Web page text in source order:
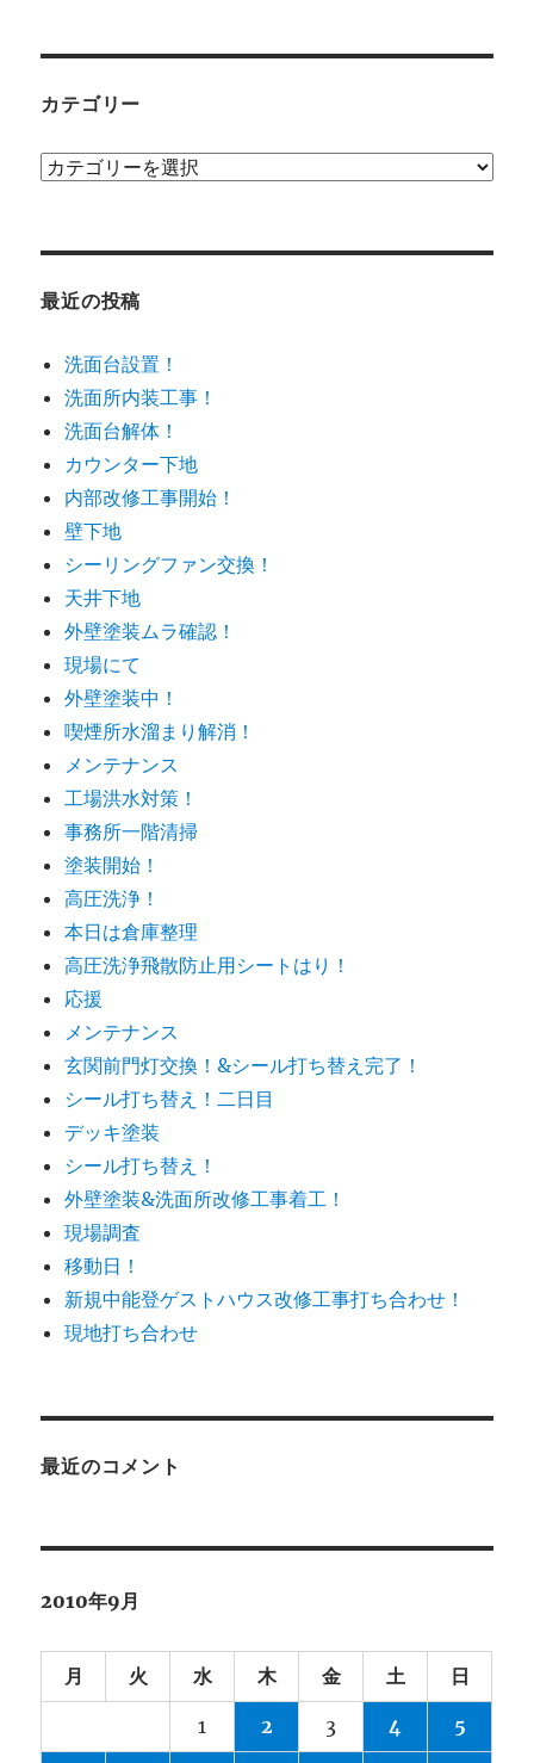
カテゴリー
カ
ー
最近の投稿
洗面台設置！
洗面所内装工事！
洗面台解体！
カウンター下地
内部改修工事開始！
壁下地
シーリングファン交換！
天井下地
外壁塗装ムラ確認！
現場にて
外壁塗装中！
喫煙所水溜まり解消！
メンテナンス
工場洪水対策！
事務所一階清掃
塗装開始！
高圧洗浄！
本日は倉庫整理
高圧洗浄飛散防止用シートはり！
応援
メンテナンス
玄関前門灯交換！&シール打ち替え完了！
シール打ち替え！二日目
デッキ塗装
シール打ち替え！
外壁塗装&洗面所改修工事着工！
現場調査
移動日！
新規中能登ゲストハウス改修工事打ち合わせ！
現地打ち合わせ
最近のコメント
2010年9月
月 火 水 木 金 土 日
1 2 3 4 5